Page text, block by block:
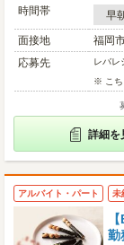
時間帯
早
面接地
福岡
応募先
レバレ
※ こち
詳細を
アルバイト・パート 未
勤